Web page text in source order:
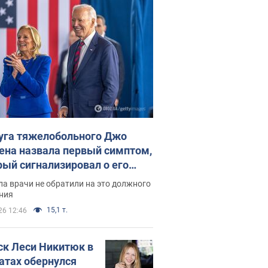
тяжелобольного Джо
назвала первый симптом,
сигнализировал о его
раке
врачи не обратили на это должного
12:46 15,1 т.
Леси Никитюк в
обернулся